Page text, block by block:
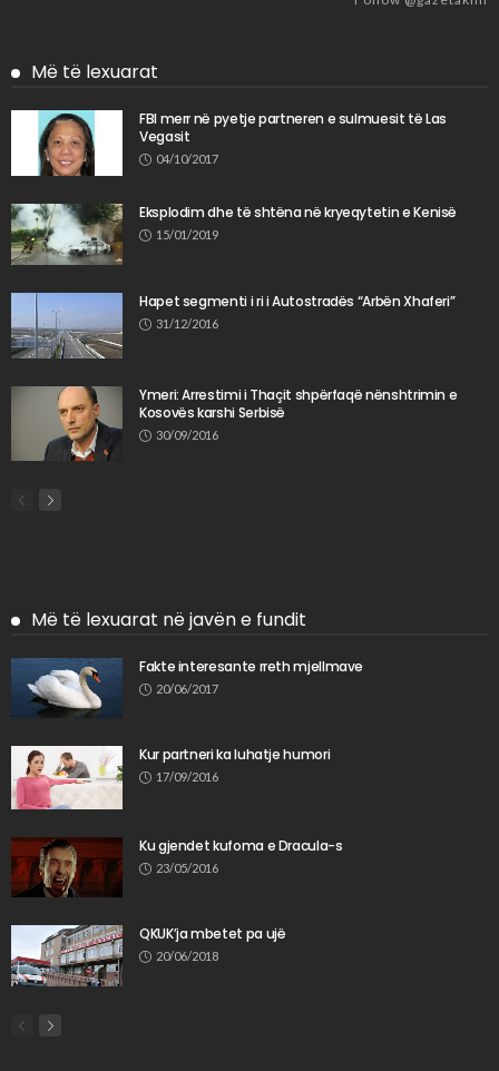
Më të lexuarat
FBI merr në pyetje partneren e sulmuesit të Las
Vegasit
04/10/2017
Eksplodim dhe të shtëna në kryeqytetin e Kenisë
15/01/2019
Hapet segmenti i ri i Autostradës “Arbën Xhaferi”
31/12/2016
Ymeri: Arrestimi i Thaçit shpërfaqë nënshtrimin e
Kosovës karshi Serbisë
30/09/2016
Më të lexuarat në javën e fundit
Fakte interesante rreth mjellmave
20/06/2017
Kur partneri ka luhatje humori
17/09/2016
Ku gjendet kufoma e Dracula-s
23/05/2016
QKUK’ja mbetet pa ujë
20/06/2018